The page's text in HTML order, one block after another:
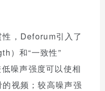
，Deforum引入了
）和“一致性”
噪声强度可以使相
视频；较高噪声强